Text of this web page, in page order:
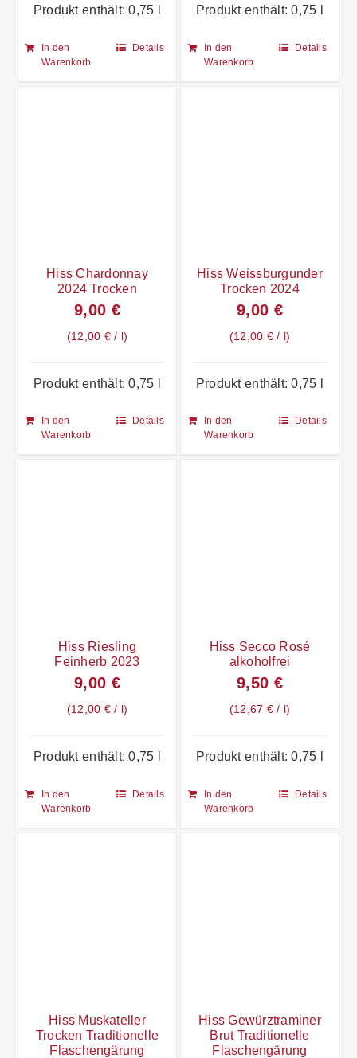
Produkt enthält: 0,75
In den
Warenkorb
Details
Produkt enthält: 0,75
In den
Warenkorb
Details
Hiss Chardonnay
2024 Trocken
9,00 €
12,00 €/ l
Produkt enthält: 0,75 l
In den
Warenkorb
Details
Hiss Weissburgunder
Trocken 2024
9,00 €
12,00 €/ l
Produkt enthält: 0,75 l
In den
Warenkorb
Details
Hiss Riesling
Feinherb 2023
9,00 €
12,00 €/ l
Produkt enthält: 0,75 l
In den
Warenkorb
Details
Hiss Secco Rosé
alkoholfrei
9,50 €
12,67 €/ l
Produkt enthält: 0,75 l
In den
Warenkorb
Details
Hiss Muskateller
Trocken Traditionelle
Flaschengärung
Hiss Gewürztraminer
Brut Traditionelle
Flaschengärung